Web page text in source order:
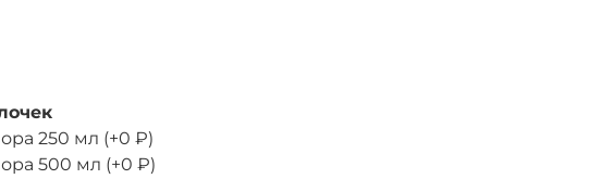
250 мл (+0 ₽)
500 мл (+0 ₽)